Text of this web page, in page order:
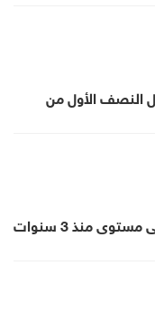
النصف الأول من
"الفاو": ارتفاع أسعار الغذاء في يوليو لأعلى مستوى منذ 3 سنوات